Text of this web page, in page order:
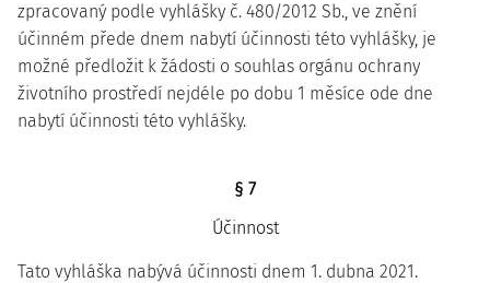
zpracovaný podle vyhlášky č. 480/2012 Sb., ve znění
účinném přede dnem nabytí účinnosti této vyhlášky, je
možné předložit k žádosti o souhlas orgánu ochrany
životního prostředí nejdéle po dobu 1 měsíce ode dne
nabytí účinnosti této vyhlášky.
§ 7
Účinnost
Tato vyhláška nabývá účinnosti dnem 1. dubna 2021.